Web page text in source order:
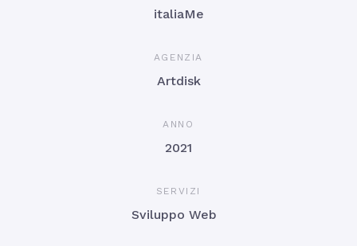
italiaMe
AGENZIA
Artdisk
ANNO
2021
SERVIZI
Sviluppo Web